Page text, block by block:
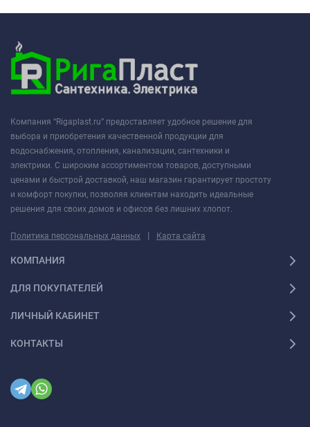
Компания “Rigaplast.ru” предоставляет удобное решение для
выбора и приобретения качественной продукции для
водоснабжения, отопления, канализации, сантехники и
электрики. С широким ассортиментом товаров, доступными
ценами и быстрой доставкой, наш магазин гарантирует простоту
и комфорт покупки, позволяя клиентам находить идеальные
решения для своих домов и офисов без лишних хлопот.
Политика персональных данных | Карта сайта
КОМПАНИЯ
ДЛЯ ПОКУПАТЕЛЕЙ
ЛИЧНЫЙ КАБИНЕТ
КОНТАКТЫ